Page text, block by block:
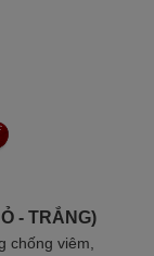
- TRẮNG)
chống viêm,